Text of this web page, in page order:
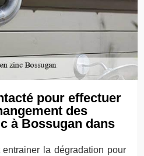
pour effectuer
des
à Bossugan dans
la dégradation pour